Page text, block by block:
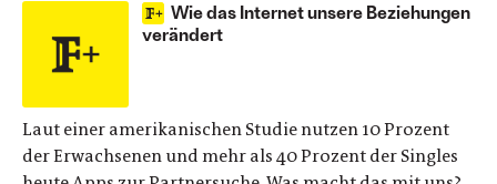
Wie das Internet unsere Beziehungen
verändert
Laut einer amerikanischen Studie nutzen 10 Prozent
der Erwachsenen und mehr als 40 Prozent der Singles